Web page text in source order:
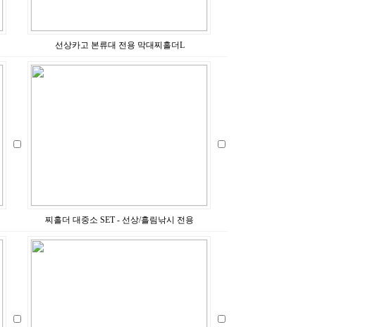
선상카고 본류대 전용 막대찌홀더L
찌홀더 대중소 SET - 선상/흘림낚시 전용